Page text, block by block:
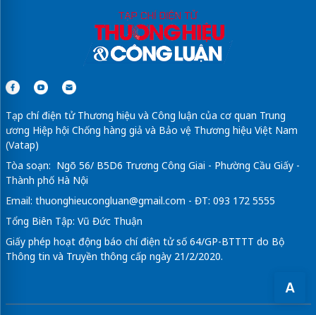
A
Tạp chí điện tử Thương hiệu và Công luận của cơ quan Trung
ương Hiệp hội Chống hàng giả và Bảo vệ Thương hiệu Việt Nam
(Vatap)
Tòa soạn: Ngõ 56/ B5D6 Trương Công Giai - Phường Cầu Giấy -
Thành phố Hà Nội
Email: thuonghieucongluan@gmail.com - ĐT: 093 172 5555
Tổng Biên Tập: Vũ Đức Thuận
Giấy phép hoạt động báo chí điện tử số 64/GP-BTTTT do Bộ
Thông tin và Truyền thông cấp ngày 21/2/2020.